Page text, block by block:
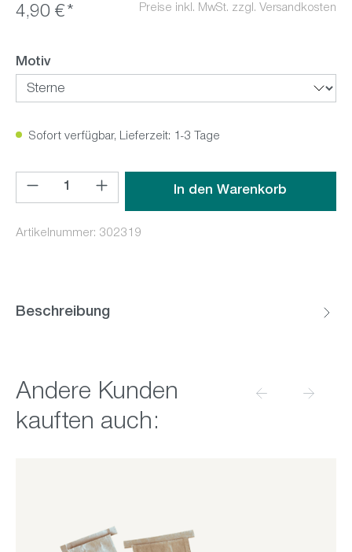
4,90 €* Preise inkl. MwSt. zzgl. Versandkosten
Motivauswählen
Sofort verfügbar, Lieferzeit: 1-3 Tage
Produkt Anzahl: Gib den gewünschten Wert ein oder
In den Warenkorb
Artikelnummer: 302319
Beschreibung
Produktgalerie überspringen
Andere Kunden
kauften auch: